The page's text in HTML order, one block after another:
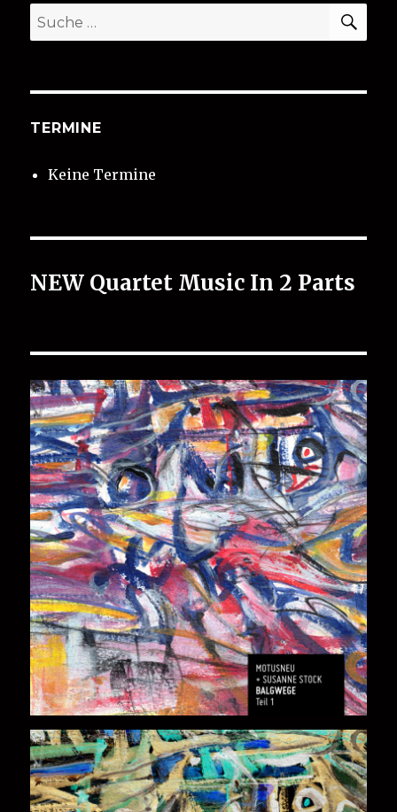
Suche
nach:
TERMINE
Keine Termine
NEW Quartet Music In 2 Parts